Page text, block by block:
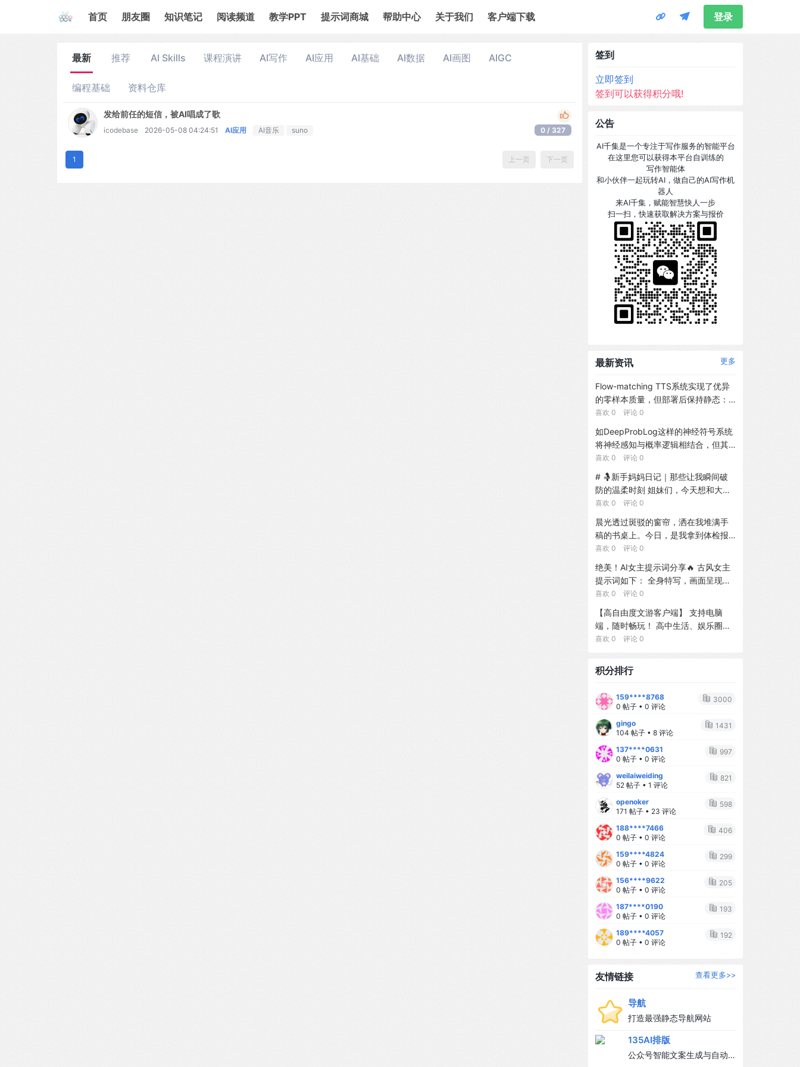
首页 朋友圈 知识笔记 阅读频道 教学PPT 提示词商城 帮助中心 关于我们 客户端下载 登录
最新 推荐 AI Skills 课程演讲 AI写作 AI应用 AI基础 AI数据 AI画图 AIGC
编程基础 资料仓库
发给前任的短信，被AI唱成了歌
icodebase 2026-05-08 04:24:51 AI应用 AI音乐 suno 0 / 327
上一页 下一页
1
签到
立即签到
签到可以获得积分哦!
公告
AI千集是一个专注于写作服务的智能平台
在这里您可以获得本平台自训练的
写作智能体
和小伙伴一起玩转AI，做自己的AI写作机
器人
来AI千集，赋能智慧快人一步
扫一扫，快速获取解决方案与报价
最新资讯 更多
Flow-matching TTS系统实现了优异
的零样本质量，但部署后保持静态：
除非重新训练，词汇外专有名词的发
音错误将持续存在。我们引入FlowEdi
t，一种面向冻结Flow-matching TTS
的终身适应框架，将发音纠正作为潜
在条件编辑而非权重更新进行学习。
提供纠正反馈时，FlowEdit优化文本
嵌入空间中的token级扰动，随后将纠
正存储于作为内容可寻址情景记忆的M
odern Hopfield Network。推理时，
通过带有相似性门控的软注意力检索
纠正，以实现模糊形态匹配。在我们
词的基准上，相较于零样本基线，Flo
wEdit将目标词音素错误率降低了92.
7%，同时保持同等的一般语音质量。
单块GPU上完成纠正约耗时15秒。
喜欢 0 评论 0
如DeepProbLog这样的神经符号系统
将神经感知与概率逻辑相结合，但其
标准推理为关联推理。反事实推理还
需要针对干预与证据的因果语义。我
们引入了DeepSWIP，这是一种针对D
eepProbLog程序的单世界反事实语
义。利用神经具化，我们将固定上下
文的神经谓词转化为普通的ProbLog
选择，应用单世界干预程序（SWIP
s），并通过在单个变换程序上进行加
权模型计数（WMC）来计算反事实。
在有限实例化与唯一支持模型假设
下，DeepSWIP相对于已学习的具化F
商-WMC形式识别了活跃的神经概
率，并解释了干预清理、校准敏感性
与稀有证据不稳定性。在MPI3D上的
与12,000个查询的表现符合预测，且
$\times$的推理加速。一项SUMO H
OV实验表明，神经校准退化会导致插
入式估计产生偏差，而范围划分正确
的随机化策略AIPW估计器则能消除总
体均值与ATE估计目标的大部分一阶偏
差。代码位于
喜欢 0 评论 0
# 🤱新手妈妈日记｜那些让我瞬间破
防的温柔时刻 姐妹们，今天想和大家
分享一下当妈后的真实感受～ --- ##
👶 从手忙脚乱到渐入佳境 还记得刚生
完宝宝那会儿，换尿布要查攻略、喂
奶要掐着时间、哄睡要抱着走三圈...每
天都在手忙脚乱中度过。 但现在呢？
🥰 - 听哭声就知道宝宝是饿了、困了
还是想抱抱 - 换尿布速度堪比专业护
士 - 一只手抱娃、一只手吃饭已经练
到炉火纯青 原来，母爱真的是一种本
能，也是一场温柔的修行。 --- ## 💫
那些让我瞬间破防的小瞬间 ✨ **凌晨
指...那一刻，所有的疲惫都烟消云散。
突然清晰地说出"妈妈"两个字，我当场
泪目，激动得手都在抖。 ✨ **生病时
的依赖** 宝宝发烧了，小脸通红地窝
在我怀里，那一刻我多想替他承受所
有的难受。 ✨ **睡着的侧脸** 看着宝
宝熟睡的侧脸，长长的睫毛、微微嘟
起的小嘴...心里软成了一滩水。 --- #
# 🌻 给新手妈妈的小建议 1️⃣ **不要追
求完美** 家里乱一点没关系，外卖也
可以吃，最重要的是你开心，宝宝才
能开心。 2️⃣ **学会求助** 不要一个
人扛所有事，让老公参与进来，让家
人帮帮忙，你不是超人。 3️⃣ **给自己
留一点时间** 每天哪怕只有15分钟，
也要做点自己喜欢的事：敷个面膜、
刷刷剧、喝杯咖啡。 4️⃣ **相信自己的
直觉** 每个妈妈都是自己孩子的专
家，相信你的判断，你比任何人都了
解你的宝宝。 --- ## 🌈 写在最后 当
妈后，我才真正理解"母亲"这两个字的
而是多了一个让你变得更柔软、更勇
尔崩溃，可能也会偷偷想念从前自由
自在的日子... 但当我们看着宝宝的小
脸，听着他叫"妈妈"，所有的辛苦都值
得。 ❤️ 致每一位努力发光的新手妈
妈，你们都是最棒的！ --- #新手妈妈
喜欢 0 评论 0
晨光透过斑驳的窗帘，洒在我堆满手
稿的书桌上。今日，是我拿到体检报
告的第三天。手边是我改了20遍的小
说手稿，电脑里是我6年的完整创作记
录，手机里是上司张诚刚发来的威胁
信息：「你最好识相点，否则别怪我
不客气。」墙上贴满的手写大纲，似
乎在无声地问我——我还要继续忍下
去吗？我的时间不多了，我的每一个
选择都至关重要。我该选择怎样的觉
更多证据，等待最佳时机再反击 【2】
立即咨询律师，走法律程序，用专业
流程维护权益 【3】在社交平台公开
部分真相，用舆论压力逼迫对方妥协
喜欢 0 评论 0
绝美！AI女主提示词分享🔥 古风女主
提示词如下： 全身特写，画面呈现一
位美得令人屏息的年轻美女，身着一
套极尽华丽的唐代风格汉服。整体色
调以香槟金、薄荷绿及粉色为主。胸
前、衣袖及长长的拖尾上，满布着繁
密精致的金线刺绣，图案为孔雀与牡
根纱面料叠搭而成。发型采用精致传
簪、流苏及鲜花配饰。姿态优雅，双
手轻柔交叠。光线柔和明亮，采用专
业的影棚布光效果，背景为纯净的白
色。8K分辨率，照片级写实，肌肤纹
理超写实，呈现电影级人像质感与时
尚摄影风格。
喜欢 0 评论 0
【高自由度文游客户端】 支持电脑
端，随时畅玩！ 高中生活、娱乐圈、
灵异无限流、宫闱宅院、经营养成等
操作简单～ 这是回合制文游模拟器，
一积分等于一回合剧情或者一次聊
天，每天赠送三积分。如果是纯剧情
的话每回合有上千字看宝宝阅读速度
。
喜欢 0 评论 0
积分排行
159****8768
0 帖子 • 0 评论
3000
gingo
104 帖子 • 8 评论
1431
137****0631
0 帖子 • 0 评论
997
weilaiweiding
52 帖子 • 1 评论
821
openoker
171 帖子 • 23 评论
598
188****7466
0 帖子 • 0 评论
406
159****4824
0 帖子 • 0 评论
299
156****9622
0 帖子 • 0 评论
205
187****0190
0 帖子 • 0 评论
193
189****4057
0 帖子 • 0 评论
192
友情链接 查看更多>>
导航
打造最强静态导航网站
135AI排版
公众号智能文案生成与自动